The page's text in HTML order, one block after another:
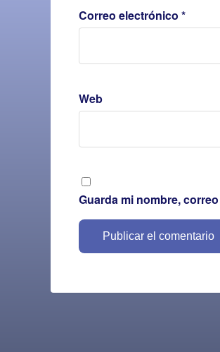
Correo electrónico *
Web
Guarda mi nombre,